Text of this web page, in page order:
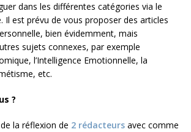
dans les différentes catégories via le
Il est prévu de vous proposer des articles
bien évidemment, mais
sujets connexes, par exemple
l’Intelligence Emotionnelle, la
etc.
?
la réflexion de 2 rédacteurs avec comme